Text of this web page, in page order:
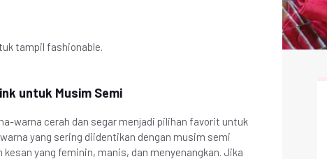
tampil fashionable.
untuk Musim Semi
warna cerah dan segar menjadi pilihan favorit untuk
yang sering diidentikan dengan musim semi
kesan yang feminin, manis, dan menyenangkan. Jika